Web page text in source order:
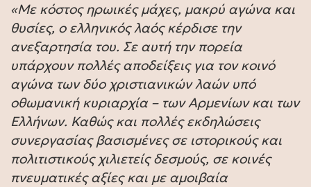
«Με κόστος ηρωικές μάχες, μακρύ αγώνα και
θυσίες, ο ελληνικός λαός κέρδισε την
ανεξαρτησία του. Σε αυτή την πορεία
υπάρχουν πολλές αποδείξεις για τον κοινό
αγώνα των δύο χριστιανικών λαών υπό
οθωμανική κυριαρχία – των Αρμενίων και των
Ελλήνων. Καθώς και πολλές εκδηλώσεις
συνεργασίας βασισμένες σε ιστορικούς και
πολιτιστικούς χιλιετείς δεσμούς, σε κοινές
πνευματικές αξίες και με αμοιβαία